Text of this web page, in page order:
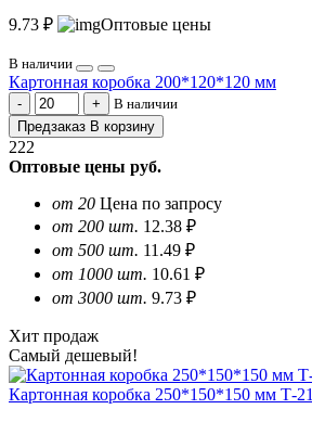
9.73 ₽ Оптовые цены
В наличии
Картонная коробка 200*120*120 мм
В наличии
Предзаказ В корзину
222
Оптовые цены руб.
от 20 Цена по запросу
от 200 шт. 12.38 ₽
от 500 шт. 11.49 ₽
от 1000 шт. 10.61 ₽
от 3000 шт. 9.73 ₽
Хит продаж
Самый дешевый!
Картонная коробка 250*150*150 мм Т-21